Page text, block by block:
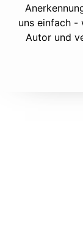
uns einfach -
Autor und